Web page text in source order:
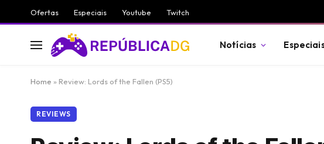
Ofertas Especiais Youtube Twitch
Notícias
Home » Review: Lords of the Fallen (PS5)
REVIEWS